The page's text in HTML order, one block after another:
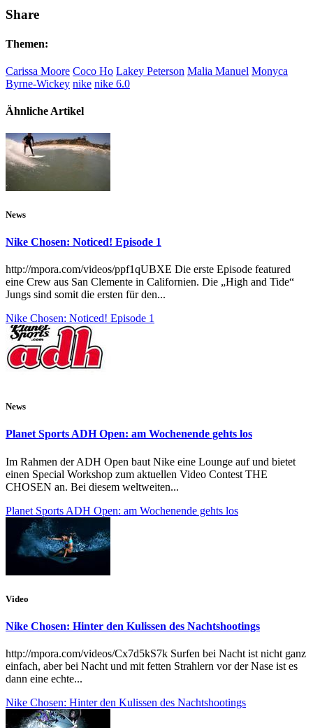
Share
Themen:
Carissa Moore Coco Ho Lakey Peterson Malia Manuel Monyca
Byrne-Wickey nike nike 6.0
Ähnliche Artikel
News
Nike Chosen: Noticed! Episode 1
http://mpora.com/videos/ppf1qUBXE Die erste Episode featured
eine Crew aus San Clemente in Californien. Die „High and Tide“
Jungs sind somit die ersten für den...
Nike Chosen: Noticed! Episode 1
News
Planet Sports ADH Open: am Wochenende gehts los
Im Rahmen der ADH Open baut Nike eine Lounge auf und bietet
einen Special Workshop zum aktuellen Video Contest THE
CHOSEN an. Bei diesem weltweiten...
Planet Sports ADH Open: am Wochenende gehts los
Video
Nike Chosen: Hinter den Kulissen des Nachtshootings
http://mpora.com/videos/Cx7d5kS7k Surfen bei Nacht ist nicht ganz
einfach, aber bei Nacht und mit fetten Strahlern vor der Nase ist es
dann eine echte...
Nike Chosen: Hinter den Kulissen des Nachtshootings